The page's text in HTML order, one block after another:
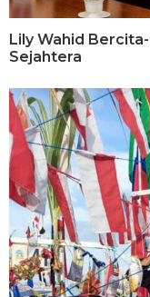
Lily Wahid
Sejahtera